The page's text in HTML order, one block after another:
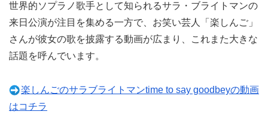
世界的ソプラノ歌手として知られるサラ・ブライトマンの
来日公演が注目を集める一方で、お笑い芸人「楽しんご」
さんが彼女の歌を披露する動画が広まり、これまた大きな
話題を呼んでいます。
楽しんごのサラブライトマンtime to say goodbeyの動画
はコチラ